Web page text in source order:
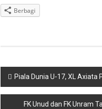
Berbagi
Navigasi
pos
Piala Dunia U-17, XL
FK Unud dan FK Unram